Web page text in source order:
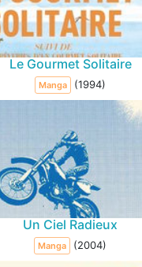
Le Gourmet Solitaire
Manga (1994)
Un Ciel Radieux
Manga (2004)